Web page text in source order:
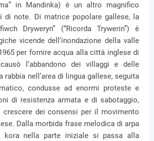
in Mandinka) è un altro magnifico
di note. Di matrice popolare gallese, la
Dryweryn” (“Ricorda Trywerin”) è
vicende dell’inondazione della valle
per fornire acqua alla città inglese di
l’abbandono dei villaggi e delle
nell’area di lingua gallese, seguita
condusse ad enormi proteste e
di resistenza armata e di sabotaggio,
crescere dei consensi per il movimento
Dalla morbida frase melodica di arpa
kora nella parte iniziale si passa alla